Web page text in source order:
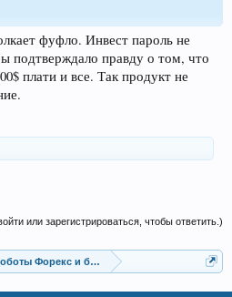
фуфло. Инвест пароль не
подтверждало правду о том, что
плати и все. Так продукт не
или зарегистрироваться, чтобы ответить.)
Советники, роботы Форекс и бинарных опционов